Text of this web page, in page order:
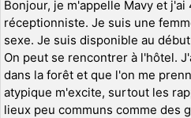
Bonjour, je m'appelle Mavy et
réceptionniste. Je suis une
sexe. Je suis disponible au
On peut se rencontrer à l'hôtel.
dans la forêt et que l'on me
atypique m'excite, surtout les
lieux peu communs comme des